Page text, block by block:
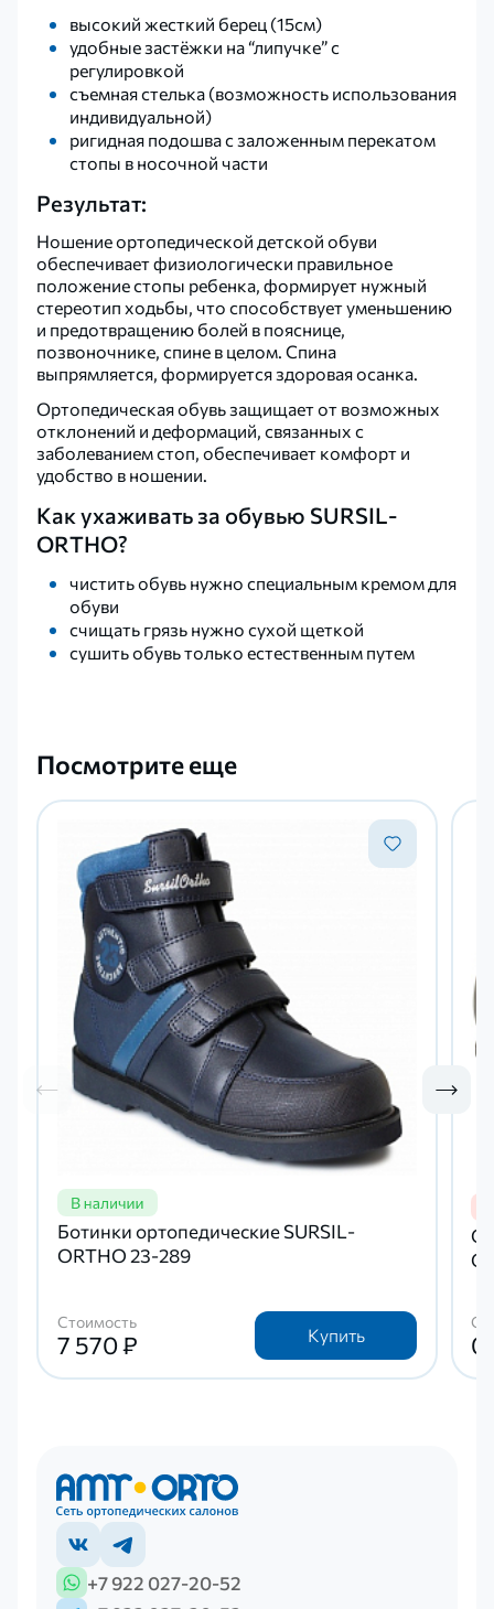
высокий жесткий берец (15см)
удобные застёжки на “липучке” с
регулировкой
съемная стелька (возможность использования
индивидуальной)
ригидная подошва с заложенным перекатом
стопы в носочной части
Результат:
Ношение ортопедической детской обуви
обеспечивает физиологически правильное
положение стопы ребенка, формирует нужный
стереотип ходьбы, что способствует уменьшению
и предотвращению болей в пояснице,
позвоночнике, спине в целом. Спина
выпрямляется, формируется здоровая осанка.
Ортопедическая обувь защищает от возможных
отклонений и деформаций, связанных с
заболеванием стоп, обеспечивает комфорт и
удобство в ношении.
Как ухаживать за обувью SURSIL-
ORTHO?
чистить обувь нужно специальным кремом для
обуви
счищать грязь нужно сухой щеткой
сушить обувь только естественным путем
Посмотрите еще
Ботинки ортопедические SURSIL-
ORTHO 23-289
Стоимость
7 570 ₽ Купить 0
+7 922 027-20-52